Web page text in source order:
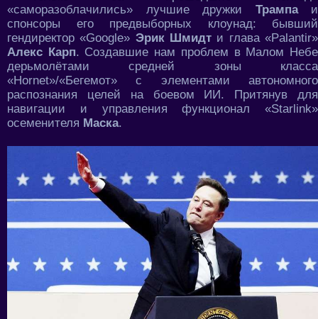
«саморазоблачились» лучшие дружки Трампа и
спонсоры его предвыборных клоунад: бывший
гендиректор «Google» Эрик Шмидт и глава «Palantir»
Алекс Карп. Создавшие нам проблем в Малом Небе
дерьмолётами средней зоны класса
«Hornet»/«Бегемот» с элементами автономного
распознания целей на боевом ИИ. Притянув для
навигации и управления функционал «Starlink»
осеменителя Маска.